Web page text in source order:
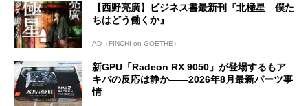
【西野亮廣】ビジネス書最新刊『北極星 僕た
ちはどう働くか』
AD（FINCHI on GOETHE）
新GPU「Radeon RX 9050」が登場するもア
キバの反応は静か――2026年8月最新パーツ事
情